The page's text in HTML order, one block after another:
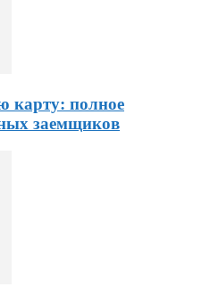
карту: полное
заемщиков